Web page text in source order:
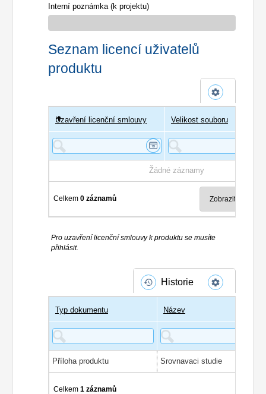
Interní poznámka (k projektu)
Seznam licencí uživatelů
produktu
Uživatel
Uzavření licenční smlouvy Velikost souboru
Žádné záznamy
Celkem0 záznamů
Pro uzavření licenční smlouvy k produktu se musíte
přihlásit.
Historie
Typ dokumentu Název
Příloha produktu Srovnavaci studie
Celkem1 záznamů